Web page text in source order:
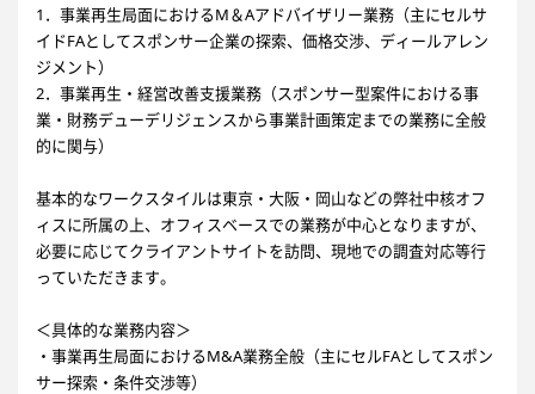
1．事業再生局面におけるM＆Aアドバイザリー業務（主にセルサ
イドFAとしてスポンサー企業の探索、価格交渉、ディールアレン
ジメント）
2．事業再生・経営改善支援業務（スポンサー型案件における事
業・財務デューデリジェンスから事業計画策定までの業務に全般
的に関与）
基本的なワークスタイルは東京・大阪・岡山などの弊社中核オフ
ィスに所属の上、オフィスベースでの業務が中心となりますが、
必要に応じてクライアントサイトを訪問、現地での調査対応等行
っていただきます。
＜具体的な業務内容＞
・事業再生局面におけるM&A業務全般（主にセルFAとしてスポン
サー探索・条件交渉等）